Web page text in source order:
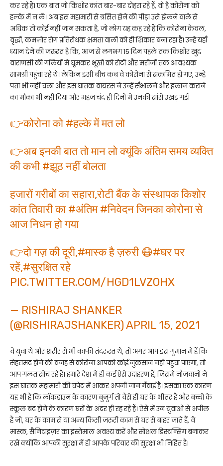
कर रहे हैं। एक बात जो किशोर कांत बार-बार दोहरा रहे हैं, वो है कोरोना को
हल्के में न लें। अब इस महामारी से ग्रसित होने की पीड़ा उसे झेलने वाले से
अधिक तो कोई नहीं जान सकता है, जो लोग यह कह रहे हैं कि कोरोना केवल,
वृद्धों, कमज़ोर रोग प्रतिरोधक क्षमता वालों को ही शिकार बना रहा है। उन्हें यहाँ
ध्यान देने की जरुरत है कि, आज से लगभग 15 दिन पहले तक किशोर खुद
वाराणसी की गलियों में घूमकर भूखों को रोटी और मरीजों तक आवश्यक
सामग्री पहुंचा रहे थे। लेकिन इसी बीच कब वे कोरोना से संक्रमित हो गए, उन्हें
पता भी नहीं चला और इस घातक वायरस ने उन्हें सँभालने और इलाज कराने
का मौका भी नहीं दिया और महज चंद ही दिनों में उनकी सांसें उखड़ गई।
👉कोरोना को#हल्केमें मत लो
👉अब इनकी बात तो मान लो क्यूंकि अंतिम समय व्यक्ति
की कभी#झूठनहीं बोलता
हजारों गरीबों का सहारा,रोटी बैंक के संस्थापक किशोर
कांत तिवारी का#अंतिम #निवेदनजिनका कोरोना से
आज निधन हो गया
👉दो गज़ की दूरी,#मास्कहै ज़रुरी 😷#घरपर
रहें,#सुरक्षितरहे
PIC.TWITTER.COM/HGD1LVZOHX
— RISHIRAJ SHANKER
(@RISHIRAJSHANKER)APRIL 15, 2021
वे युवा थे और शरीर से भी काफी तंदरुस्त थे, तो अगर आप इस गुमान में हैं कि
सेहतमंद होने की वजह से कोरोना आपको कोई नुकसान नहीं पहुंचा पाएगा, तो
आप गलत सोच रहे हैं। हमारे देश में ही कई ऐसे उदाहरण हैं, जिसमे नौजवानों ने
इस घातक महामारी की चपेट में आकर अपनी जान गँवाई है। इसका एक कारण
यह भी है कि लॉकडाउन के कारण बुजुर्ग तो वैसे ही घर के भीतर हैं और बच्चों के
स्कूल बंद होने के कारण घरों के अंदर ही रह रहे हैं। ऐसे में उन युवाओं से अपील
है जो, घर के काम से या अन्य किसी जरुरी काम से घर से बाहर जाते हैं, वे
मास्क, सैनिटाइज़र का इस्तेमाल अवश्य करें और सोशल डिस्टन्सिंग बनाकर
रखें क्योंकि आपकी सुरक्षा में ही आपके परिवार की सुरक्षा भी निहित है।